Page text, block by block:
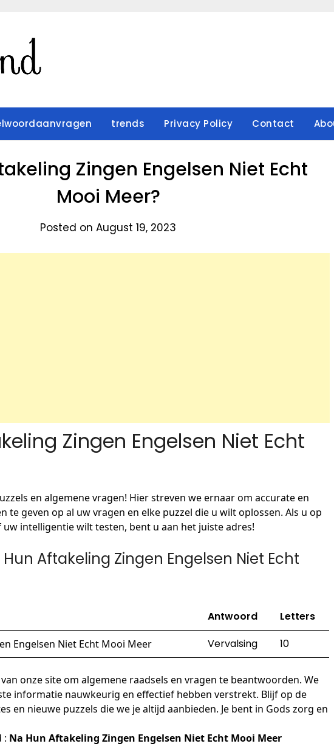
trends Privacy Policy Contact
Zingen Engelsen Niet Echt
Mooi Meer?
Posted on August 19, 2023
Zingen Engelsen Niet Echt
en algemene vragen! Hier streven we ernaar om accurate en
te geven op al uw vragen en elke puzzel die u wilt oplossen. Als u op
intelligentie wilt testen, bent u aan het juiste adres!
Aftakeling Zingen Engelsen Niet Echt
Antwoord Letters
Engelsen Niet Echt Mooi Meer Vervalsing 10
onze site om algemene raadsels en vragen te beantwoorden. We
informatie nauwkeurig en effectief hebben verstrekt. Blijf op de
en nieuwe puzzels die we je altijd aanbieden. Je bent in Gods zorg en
: Na Hun Aftakeling Zingen Engelsen Niet Echt Mooi Meer